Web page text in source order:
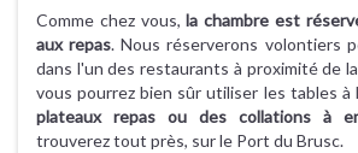
Comme chez vous,la chambre est
aux repas. Nous réserverons volontiers
dans l'un des restaurants à proximité de
vous pourrez bien sûr utiliser les tables à
plateaux repas ou des collations à
trouverez tout près, sur le Port du Brusc.